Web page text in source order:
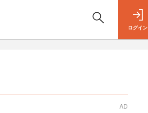
ログイン
AD